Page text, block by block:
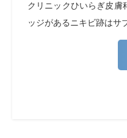
クリニックひいらぎ皮膚
ッジがあるニキビ跡はサ